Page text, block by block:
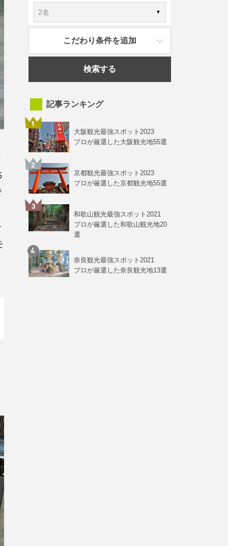
こだわり条件を追加
検索する
記事ランキング
大阪観光最強スポット2023
プロが厳選した大阪観光地55選
京都観光最強スポット2023
プロが厳選した京都観光地55選
和歌山観光最強スポット2021
プロが厳選した和歌山観光地20
選
奈良観光最強スポット2021
プロが厳選した奈良観光地13選